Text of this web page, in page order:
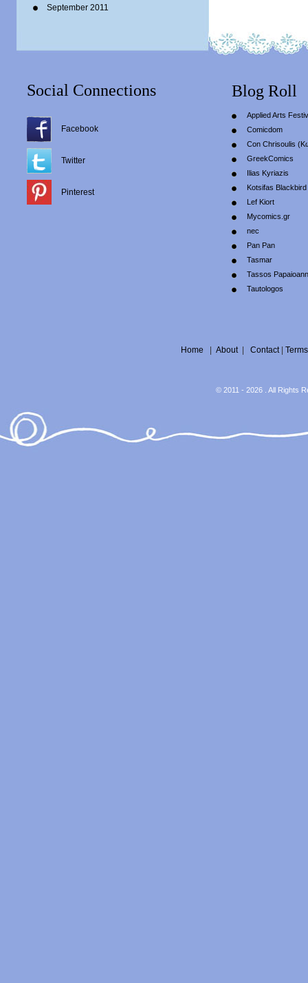
September 2011
Social Connections
Facebook
Twitter
Pinterest
Blog Roll
Applied Arts
Comicdom
Con Chrisoulis
GreekComics
Ilias Kyriazis
Kotsifas Blackbird
Lef Kiort
Mycomics.gr
nec
Pan Pan
Tasmar
Tassos
Tautologos
Home About| Contact| Terms
© 2011 - 2026 . All Rights